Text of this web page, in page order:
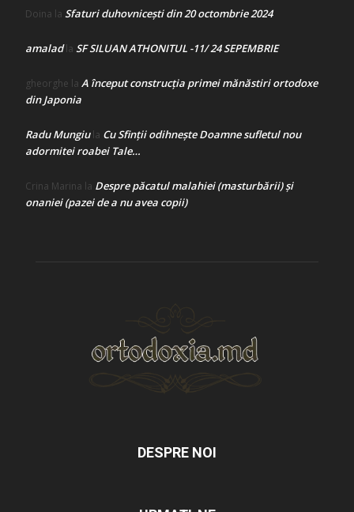
Doina la Sfaturi duhovnicești din 20 octombrie 2024
amaladla SF SILUAN ATHONITUL -11/ 24 SEPEMBRIE
gheorghe la A început construcţia primei mănăstiri ortodoxe
din Japonia
Radu Mungiula Cu Sfinții odihnește Doamne sufletul nou
adormitei roabei Tale…
Crina Marina la Despre păcatul malahiei (masturbării) şi
onaniei (pazei de a nu avea copii)
DESPRE NOI